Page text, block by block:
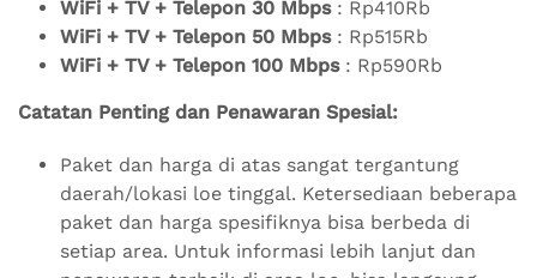
WiFi + TV + Telepon 30 Mbps: Rp410Rb
WiFi + TV + Telepon 50 Mbps: Rp515Rb
WiFi + TV + Telepon 100 Mbps: Rp590Rb
Catatan Penting dan Penawaran Spesial:
Paket dan harga di atas sangat tergantung
daerah/lokasi loe tinggal. Ketersediaan beberapa
paket dan harga spesifiknya bisa berbeda di
setiap area. Untuk informasi lebih lanjut dan